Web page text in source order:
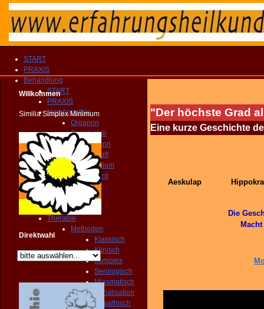
START
PRAXIS
Behandlung
START
PRAXIS
Homöopathie
Organon
Geschichte
Hahnemann
Lebenskraft
Homogenium
Homeocard
Homeoint
Groma
ECCH
Therapie
Methoden
Klassisch
Klinisch
Komplex
Serologisch
Miasmatisch
Kanalisation
Isopathisch
Willkommen
Similia Simplex Minimum
Direktwahl
"Der höchste Grad
Eine kurze Geschichte
Aeskulap
Die